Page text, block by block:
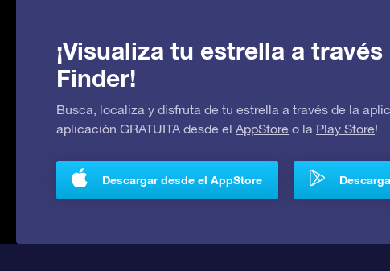
¡Visualiza tu estrella a
Finder!
Busca, localiza y disfruta de tu estrella a través de la
aplicación GRATUITA desde el AppStore o la Play Store!
Descargar desde el AppStore